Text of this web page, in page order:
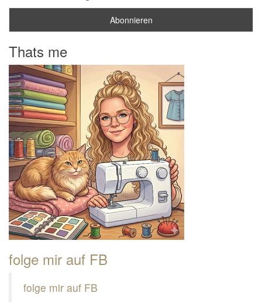
Thats me
folge mir auf FB
folge mir auf FB